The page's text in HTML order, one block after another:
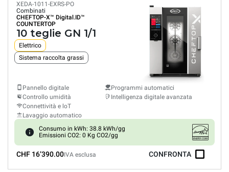
XEDA-1011-EXRS-PO
Combinati
CHEFTOP-X™ Digital.ID™
COUNTERTOP
10 teglie GN 1/1
Elettrico
Sistema raccolta grassi
Pannello digitale
Controllo umidità
Connettività e loT
Lavaggio automatico
Programmi automatici
Intelligenza digitale avanzata
Consumo in kWh: 38.8 kWh/gg
Emissioni CO2: 0 Kg CO2/gg
CHF 16’390.00IVA esclusa CONFRONTA